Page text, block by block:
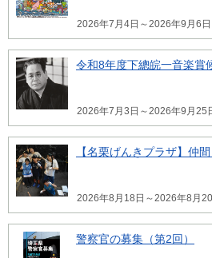
2026年7月4日～2026年9月6日
令和8年度下總皖一音楽賞
2026年7月3日～2026年9月25
【名栗げんきプラザ】仲
2026年8月18日～2026年8月20
警察官の募集（第2回）